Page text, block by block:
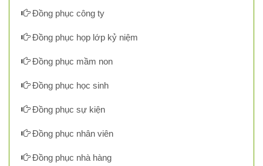
Đồng phục công ty
Đồng phục họp lớp kỷ niệm
Đồng phục mầm non
Đồng phục học sinh
Đồng phục sự kiện
Đồng phục nhân viên
Đồng phục nhà hàng